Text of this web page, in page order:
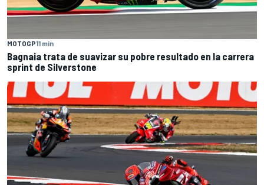
MOTOGP11 min
Bagnaia trata de suavizar su pobre resultado en la carrera
sprint de Silverstone